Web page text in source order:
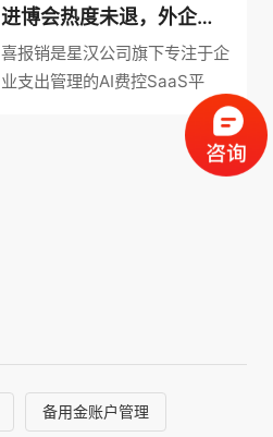
化新需求，成为企业顺应趋势、
降本增效的重要举措。
准，并给出排名参考建议，助力
温州企业以零成本投入实现财务
管理效率与合规性的双重提升。
纽。本文将从多维度梳理选型费
控系统选型要点，助力企业避开
选型陷阱，挑选出适配自身发展
的费控系统软件。
进博会热度未退，外企的本地化费控正升温
喜报销是星汉公司旗下专注于企
业支出管理的AI费控SaaS平
台。我们深谙在华外企面临的合
规、效率与系统本地化挑战，致
力于将超过20年的财务数字化
多币种报销、实时预算风控等核
心功能，喜报销帮助跨国企业构
建事前规划、事中管控、事后洞
备用金账户管理